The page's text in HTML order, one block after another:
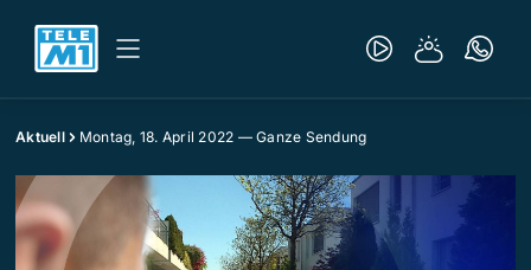
Aktuell Montag, 18. April 2022 — Ganze Sendung